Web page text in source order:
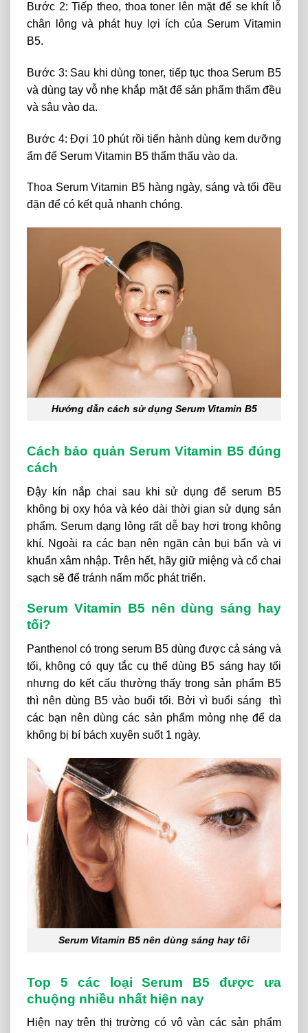
Bước 2: Tiếp theo, thoa toner lên mặt để se khít lỗ
chân lông và phát huy lợi ích của Serum Vitamin
B5.
Bước 3: Sau khi dùng toner, tiếp tục thoa Serum B5
và dùng tay vỗ nhẹ khắp mặt để sản phẩm thấm đều
và sâu vào da.
Bước 4: Đợi 10 phút rồi tiến hành dùng kem dưỡng
ẩm để Serum Vitamin B5 thẩm thấu vào da.
Thoa Serum Vitamin B5 hàng ngày, sáng và tối đều
đặn để có kết quả nhanh chóng.
Hướng dẫn cách sử dụng Serum Vitamin B5
Cách bảo quản Serum Vitamin B5 đúng
cách
Đậy kín nắp chai sau khi sử dụng để serum B5
không bị oxy hóa và kéo dài thời gian sử dụng sản
phẩm. Serum dạng lỏng rất dễ bay hơi trong không
khí. Ngoài ra các bạn nên ngăn cản bụi bẩn và vi
khuẩn xâm nhập. Trên hết, hãy giữ miệng và cổ chai
sạch sẽ để tránh nấm mốc phát triển.
Serum Vitamin B5 nên dùng sáng hay
tối?
Panthenol có trong serum B5 dùng được cả sáng và
tối, không có quy tắc cụ thể dùng B5 sáng hay tối
nhưng do kết cấu thường thấy trong sản phẩm B5
thì nên dùng B5 vào buổi tối. Bởi vì buổi sáng thì
các bạn nên dùng các sản phẩm mỏng nhẹ để da
không bị bí bách xuyên suốt 1 ngày.
Serum Vitamin B5 nên dùng sáng hay tối
Top 5 các loại Serum B5 được ưa
chuộng nhiều nhất hiện nay
Hiện nay trên thị trường có vô vàn các sản phẩm